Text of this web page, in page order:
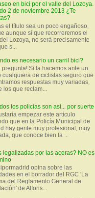
en bici por el valle del Lozoya.
2 de noviembre 2013 ¿Te
el título sea un poco engañoso,
aunque sí que recorreremos el
Lozoya, no será precisamente
s...
es necesario un carril bici?
pregunta! Si la hacemos ante un
cualquiera de ciclistas seguro que
respuestas muy variadas,
los que reclam...
los policías son así... por suerte
empezar este artículo
que en la Policía Municipal de
hay gente muy profesional, muy
que conoce bien la ...
legalizadas por las aceras? NO es
opina sobre las
en el borrador del RGC 'La
del Reglamento General de
de Alfons...